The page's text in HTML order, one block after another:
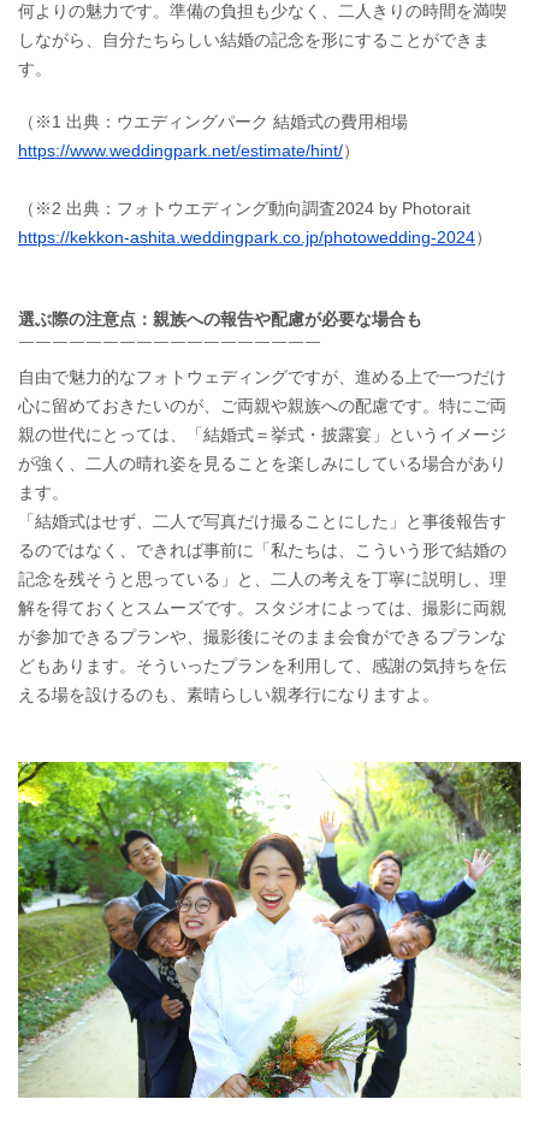
何よりの魅力です。準備の負担も少なく、二人きりの時間を満喫
しながら、自分たちらしい結婚の記念を形にすることができま
す。
（※1 出典：ウエディングパーク 結婚式の費用相場
https://www.weddingpark.net/estimate/hint/）
（※2 出典：フォトウエディング動向調査2024 by Photorait
https://kekkon-ashita.weddingpark.co.jp/photowedding-2024）
選ぶ際の注意点：親族への報告や配慮が必要な場合も
￣￣￣￣￣￣￣￣￣￣￣￣￣￣￣￣￣￣
自由で魅力的なフォトウェディングですが、進める上で一つだけ
心に留めておきたいのが、ご両親や親族への配慮です。特にご両
親の世代にとっては、「結婚式＝挙式・披露宴」というイメージ
が強く、二人の晴れ姿を見ることを楽しみにしている場合があり
ます。
「結婚式はせず、二人で写真だけ撮ることにした」と事後報告す
るのではなく、できれば事前に「私たちは、こういう形で結婚の
記念を残そうと思っている」と、二人の考えを丁寧に説明し、理
解を得ておくとスムーズです。スタジオによっては、撮影に両親
が参加できるプランや、撮影後にそのまま会食ができるプランな
どもあります。そういったプランを利用して、感謝の気持ちを伝
える場を設けるのも、素晴らしい親孝行になりますよ。